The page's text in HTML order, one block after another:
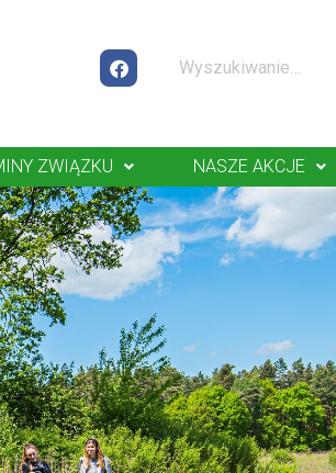
ZWIĄZKU NASZE AKCJE